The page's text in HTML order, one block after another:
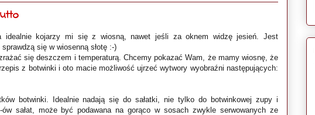
idealnie kojarzy mi się z wiosną, nawet jeśli za oknem widzę jesień. Jest
się w wiosenną słotę :-)
się deszczem i temperaturą. Chcemy pokazać Wam, że mamy wiosnę, że
z botwinki i oto macie możliwość ujrzeć wytwory wyobraźni następujących:
botwinki. Idealnie nadają się do sałatki, nie tylko do botwinkowej zupy i
sałat, może być podawana na gorąco w sosach zwykle serwowanych ze